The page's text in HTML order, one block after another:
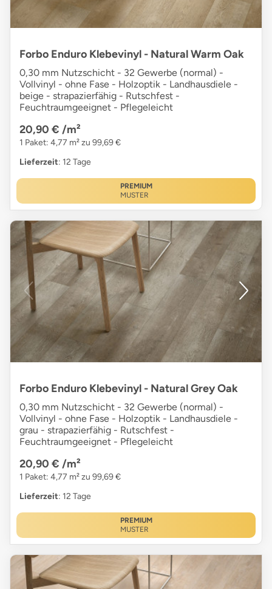
Forbo Enduro Klebevinyl - Natural Warm Oak
0,30 mm Nutzschicht - 32 Gewerbe (normal) -
Vollvinyl - ohne Fase - Holzoptik - Landhausdiele -
beige - strapazierfähig - Rutschfest -
Feuchtraumgeeignet - Pflegeleicht
20,90 € /m²
1 Paket: 4,77 m² zu 99,69 €
Lieferzeit: 12 Tage
PREMIUM
MUSTER
Forbo Enduro Klebevinyl - Natural Grey Oak
0,30 mm Nutzschicht - 32 Gewerbe (normal) -
Vollvinyl - ohne Fase - Holzoptik - Landhausdiele -
grau - strapazierfähig - Rutschfest -
Feuchtraumgeeignet - Pflegeleicht
20,90 € /m²
1 Paket: 4,77 m² zu 99,69 €
Lieferzeit: 12 Tage
PREMIUM
MUSTER